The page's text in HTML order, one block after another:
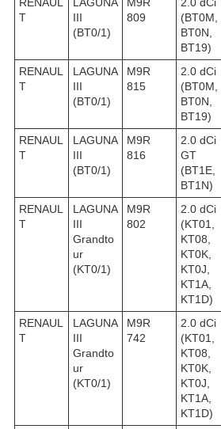
T
III
(BT0/1)
809
(BT0M,
BT0N,
BT19)
RENAUL
T
LAGUNA
III
(BT0/1)
M9R
815
2.0 dCi
(BT0M,
BT0N,
BT19)
RENAUL
T
LAGUNA
III
(BT0/1)
M9R
816
2.0 dCi
GT
(BT1E,
BT1N)
RENAUL
T
LAGUNA
III
Grandto
ur
(KT0/1)
M9R
802
2.0 dCi
(KT01,
KT08,
KT0K,
KT0J,
KT1A,
KT1D)
RENAUL
T
LAGUNA
III
Grandto
ur
(KT0/1)
M9R
742
2.0 dCi
(KT01,
KT08,
KT0K,
KT0J,
KT1A,
KT1D)